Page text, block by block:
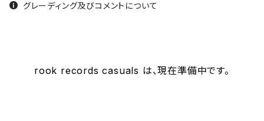
グレーディング及びコメントについて
rook records casuals は、現在準備中です。